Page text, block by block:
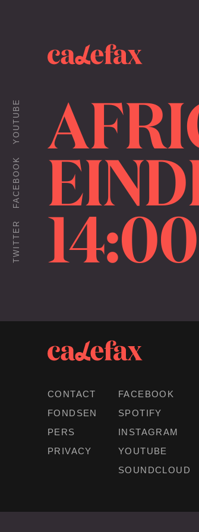
TWITTER
FACEBOOK
YOUTUBE
CONTACT
FONDSEN
PERS
PRIVACY
FACEBOOK
SPOTIFY
INSTAGRAM
YOUTUBE
SOUNDCLOUD